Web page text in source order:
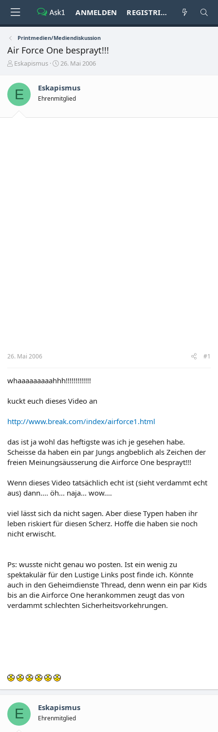
ANMELDEN REGISTRIEREN
Printmedien/Mediendiskussion
Air Force One besprayt!!!
E
t
e
l
Eskapismus
E
t
e
l
26. Mai 2006
E Eskapismus
Ehrenmitglied
26. Mai 2006 #1
whaaaaaaaaahhh!!!!!!!!!!!!!
kuckt euch dieses Video an
http://www.break.com/index/airforce1.html
das ist ja wohl das heftigste was ich je gesehen habe.
Scheisse da haben ein par Jungs angbeblich als Zeichen der
freien Meinungsäusserung die Airforce One besprayt!!!
Wenn dieses Video tatsächlich echt ist (sieht verdammt echt
aus) dann.... öh... naja... wow....
viel lässt sich da nicht sagen. Aber diese Typen haben ihr
leben riskiert für diesen Scherz. Hoffe die haben sie noch
nicht erwischt.
Ps: wusste nicht genau wo posten. Ist ein wenig zu
spektakulär für den Lustige Links post finde ich. Könnte
auch in den Geheimdienste Thread, denn wenn ein par Kids
bis an die Airforce One herankommen zeugt das von
verdammt schlechten Sicherheitsvorkehrungen.
E Eskapismus
Ehrenmitglied